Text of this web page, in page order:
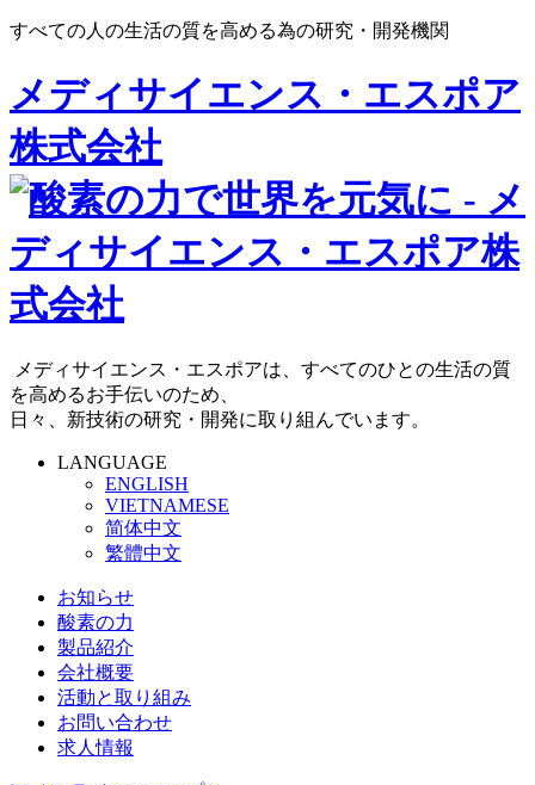
すべての人の生活の質を高める為の研究・開発機関
メディサイエンス・エスポア
株式会社
メディサイエンス・エスポアは、すべてのひとの生活の質
を高めるお手伝いのため、
日々、新技術の研究・開発に取り組んでいます。
LANGUAGE
ENGLISH
VIETNAMESE
简体中文
繁體中文
お知らせ
酸素の力
製品紹介
会社概要
活動と取り組み
お問い合わせ
求人情報